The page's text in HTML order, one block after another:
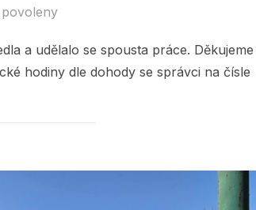
a udělalo se spousta práce.
hodiny dle dohody se správci na